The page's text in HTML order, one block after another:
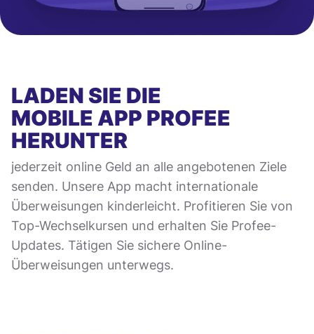
LADEN SIE DIE
MOBILE APP PROFEE
HERUNTER
jederzeit online Geld an alle angebotenen Ziele
senden. Unsere App macht internationale
Überweisungen kinderleicht. Profitieren Sie von
Top-Wechselkursen und erhalten Sie Profee-
Updates. Tätigen Sie sichere Online-
Überweisungen unterwegs.